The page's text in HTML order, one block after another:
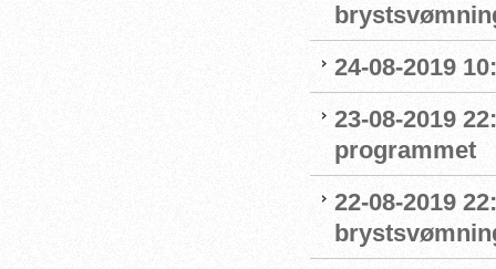
24-08-2019
23-08-2019
programmet
22-08-2019